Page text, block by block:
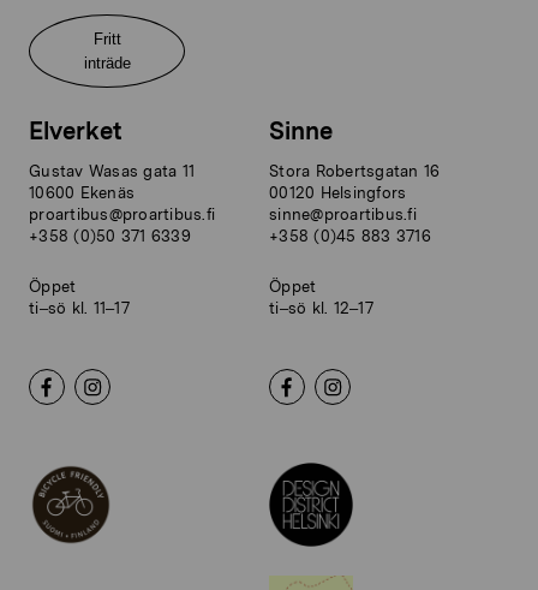
Fritt
inträde
Elverket
Gustav Wasas gata 11
10600 Ekenäs
proartibus@proartibus.fi
+358 (0)50 371 6339
Öppet
ti–sö kl. 11–17
Sinne
Stora Robertsgatan 16
00120 Helsingfors
sinne@proartibus.fi
+358 (0)45 883 3716
Öppet
ti–sö kl. 12–17